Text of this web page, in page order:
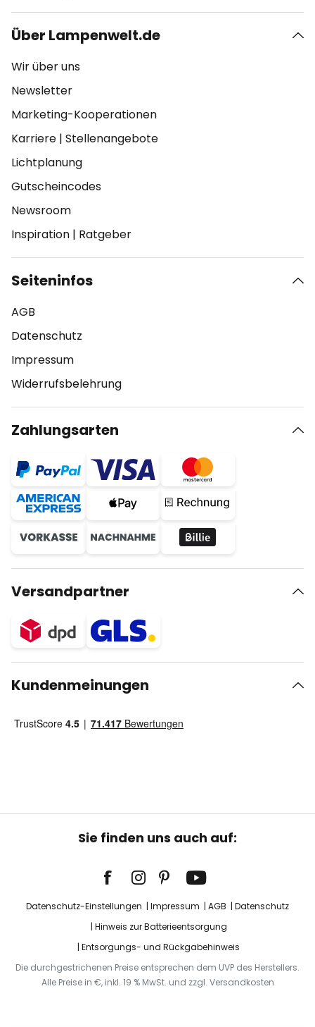
Über Lampenwelt.de
Wir über uns
Newsletter
Marketing-Kooperationen
Karriere | Stellenangebote
Lichtplanung
Gutscheincodes
Newsroom
Inspiration | Ratgeber
Seiteninfos
AGB
Datenschutz
Impressum
Widerrufsbelehrung
Zahlungsarten
Versandpartner
Kundenmeinungen
Sie finden uns auch auf:
Datenschutz-Einstellungen Impressum AGB
Datenschutz
Hinweis zur Batterieentsorgung
Entsorgungs- und Rückgabehinweis
Die durchgestrichenen Preise entsprechen dem UVP des Herstellers.
Alle Preise in €, inkl. 19 % MwSt. und zzgl. Versandkosten